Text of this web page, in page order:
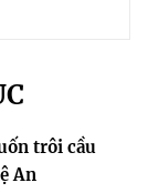
trôi cầu
An